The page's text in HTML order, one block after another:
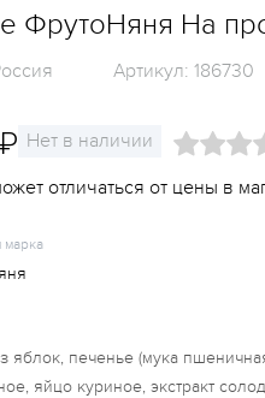
ФрутоНяня На
Артикул: 186730
₽ Нет в наличии
отличаться от цены в
марка
яблок, печенье (мука
яйцо куриное, экстракт